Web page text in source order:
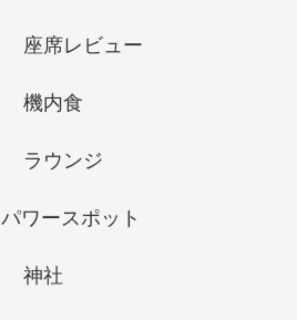
座席レビュー
機内食
ラウンジ
パワースポット
神社